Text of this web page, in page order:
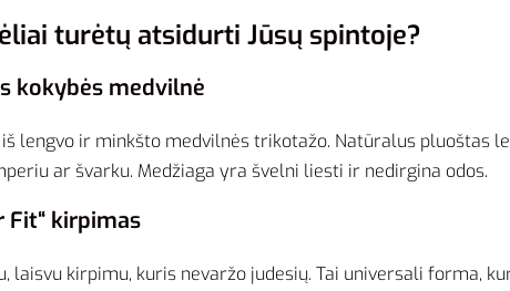
turėtų atsidurti Jūsų spintoje?
kokybės medvilnė
lengvo ir minkšto medvilnės trikotažo. Natūralus pluoštas
ar švarku. Medžiaga yra švelni liesti ir nedirgina odos.
Fit“ kirpimas
laisvu kirpimu, kuris nevaržo judesių. Tai universali forma,